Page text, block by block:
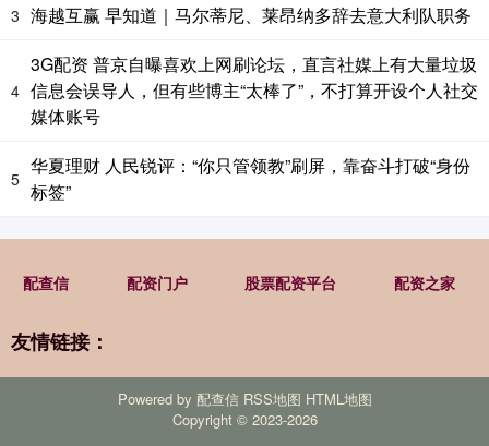
3 海越互赢 早知道｜马尔蒂尼、莱昂纳多辞去意大利队职务
4
3G配资 普京自曝喜欢上网刷论坛，直言社媒上有大量垃圾
信息会误导人，但有些博主“太棒了”，不打算开设个人社交
媒体账号
5
华夏理财 人民锐评：“你只管领教”刷屏，靠奋斗打破“身份
标签”
配查信 配资门户 股票配资平台 配资之家
友情链接：
Powered by 配查信 RSS地图 HTML地图
Copyright © 2023-2026